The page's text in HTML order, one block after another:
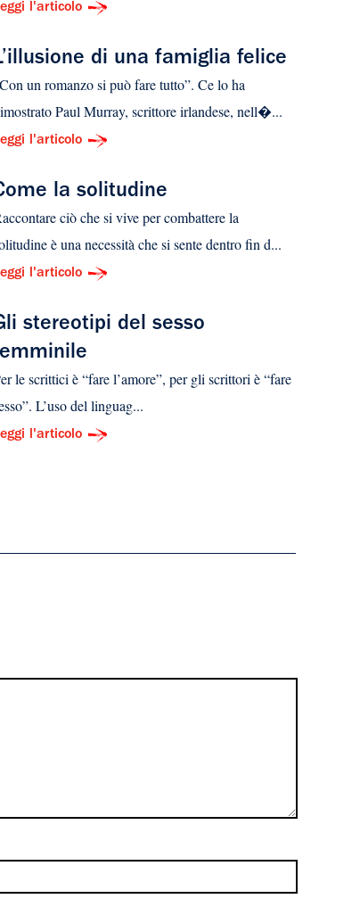
l'articolo
di una famiglia felice
un romanzo si può fare tutto”. Ce lo ha
Paul Murray, scrittore irlandese, nell�...
l'articolo
la solitudine
ciò che si vive per combattere la
è una necessità che si sente dentro fin d...
l'articolo
stereotipi del sesso
le scrittici è “fare l’amore”, per gli scrittori è “fare
L’uso del linguag...
l'articolo